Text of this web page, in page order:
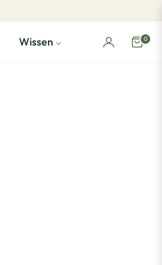
Wissen 0